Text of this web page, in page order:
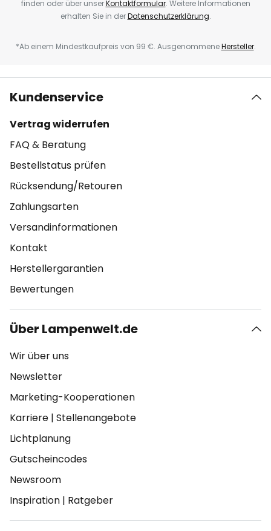
finden oder über unserKontaktformular. Weitere Informationen
erhalten Sie in derDatenschutzerklärung.
*Ab einem Mindestkaufpreis von 99 €. AusgenommeneHersteller.
Kundenservice
Vertrag widerrufen
FAQ & Beratung
Bestellstatus prüfen
Rücksendung/Retouren
Zahlungsarten
Versandinformationen
Kontakt
Herstellergarantien
Bewertungen
Über Lampenwelt.de
Wir über uns
Newsletter
Marketing-Kooperationen
Karriere | Stellenangebote
Lichtplanung
Gutscheincodes
Newsroom
Inspiration | Ratgeber